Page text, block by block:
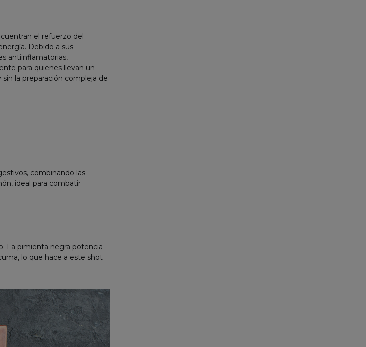
el refuerzo del
Debido a sus
antiinflamatorias,
para quienes llevan un
la preparación compleja de
combinando las
ideal para combatir
La pimienta negra potencia
lo que hace a este shot